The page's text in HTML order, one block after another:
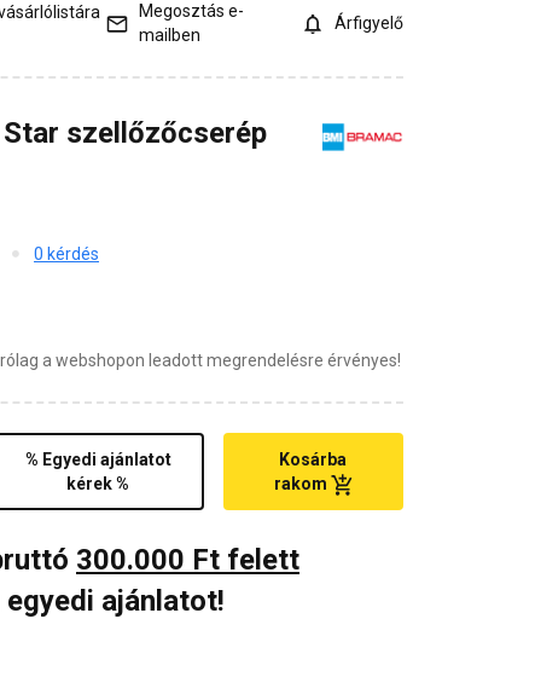
Megosztás e-
mailben
Árfigyelő
szellőzőcserép
0 kérdés
a webshopon leadott megrendelésre érvényes!
% Egyedi ajánlatot
kérek %
Kosárba
rakom
300.000 Ft felett
ajánlatot!